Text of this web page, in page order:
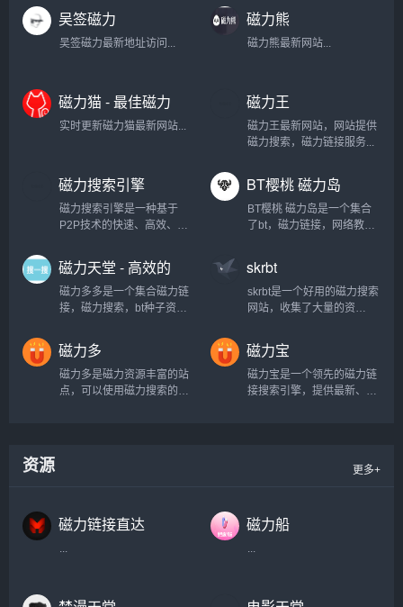
般用它来找一些影院上线不
久的电影，不仅免费还高
清。...
吴签磁力
吴签磁力最新地址访问...
磁力熊
磁力熊最新网站...
磁力猫 - 最佳磁力
搜索
实时更新磁力猫最新网站...
磁力王
磁力王最新网站，网站提供
磁力搜索，磁力链接服务...
磁力搜索引擎
磁力搜索引擎是一种基于
P2P技术的快速、高效、安
球范围内的服务器资源整合
在一起，为用户提供了一种
全新的搜索体验。与传统的
搜索引擎相比，磁力搜索引
搜索引擎的核心优势在于其
分布式网络结构。通过这种
结构，用户可以在数以千计
BT樱桃 磁力岛
BT樱桃 磁力岛是一个集合
了bt，磁力链接，网络教学
磁力天堂 - 高效的
磁力搜索引擎
磁力多多是一个集合磁力链
接，磁力搜索，bt种子资源
skrbt
skrbt是一个好用的磁力搜索
网站，收集了大量的资
磁力多
磁力多是磁力资源丰富的站
点，可以使用磁力搜索的方
磁力宝
磁力宝是一个领先的磁力链
接搜索引擎，提供最新、最
资源 更多+
磁力链接直达
...
磁力船
...